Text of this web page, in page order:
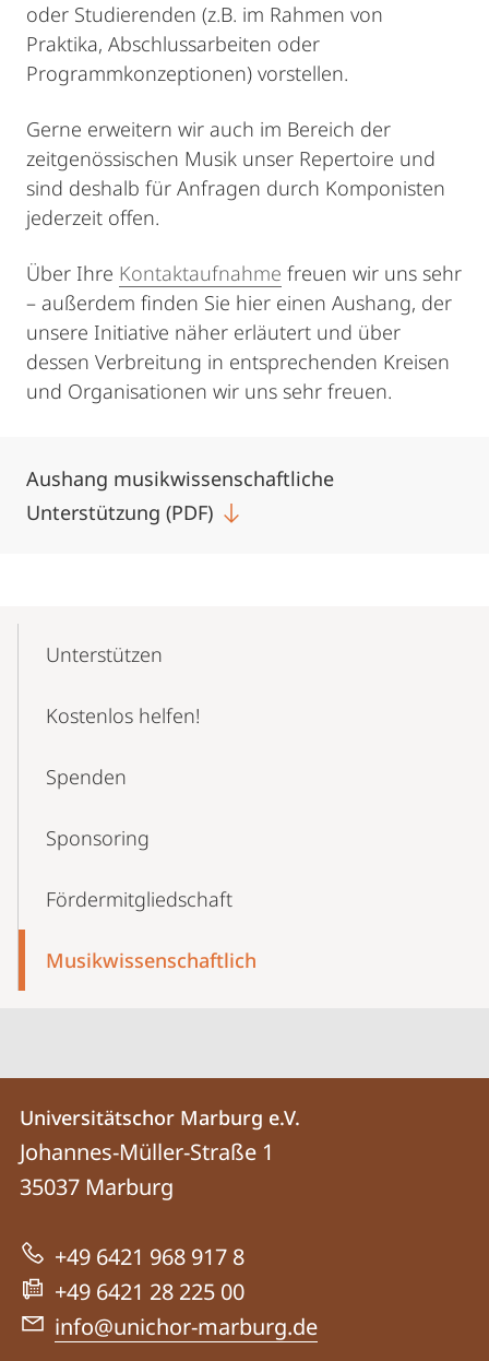
oder Studierenden (z.B. im Rahmen von
Praktika, Abschlussarbeiten oder
Programmkonzeptionen) vorstellen.
Gerne erweitern wir auch im Bereich der
zeitgenössischen Musik unser Repertoire und
sind deshalb für Anfragen durch Komponisten
jederzeit offen.
Über Ihre Kontaktaufnahme freuen wir uns sehr
– außerdem finden Sie hier einen Aushang, der
unsere Initiative näher erläutert und über
dessen Verbreitung in entsprechenden Kreisen
und Organisationen wir uns sehr freuen.
Aushang musikwissenschaftliche
Unterstützung (PDF)
NavigationUnterstützen
Kostenlos helfen!
Spenden
Sponsoring
Förder­mitgliedschaft
Musikwissen­schaftlich
Kontakt
und
Informationen
zur
Website
Kontaktinformationen
Universitätschor
Marburg
e.V.
Universitätschor Marburg e.V.
Johannes-Müller-Straße 1
35037 Marburg
+49 6421 968 917 8
+49 6421 28 225 00
info@unichor-marburg.de